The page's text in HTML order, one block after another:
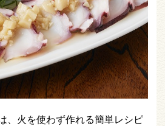
、火を使わず作れる簡単レシピ